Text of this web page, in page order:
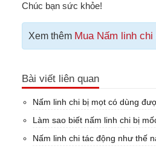
Chúc bạn sức khỏe!
Xem thêm Mua Nấm linh
Bài viết liên quan
Nấm linh chi bị mọt có dùng
Làm sao biết nấm linh chi bị
Nấm linh chi tác động như thế